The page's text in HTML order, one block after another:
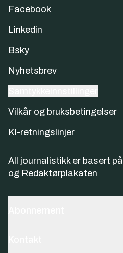
Facebook
Linkedin
Bsky
Nyhetsbrev
Vilkår og bruksbetingelser
KI-retningslinjer
All journalistikk er basert på
og Redaktørplakaten